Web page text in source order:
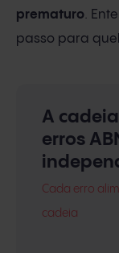
prematuro.
passo para
A
erros
Cada erro
cadeia